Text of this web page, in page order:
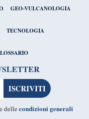
GEO-VULCANOLOGIA
TECNOLOGIA
dellecondizioni generali